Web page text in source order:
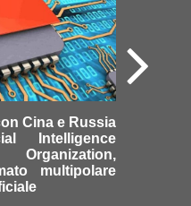
Cina e Russia
Intelligence
multipolare